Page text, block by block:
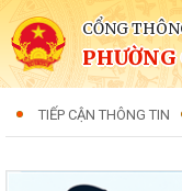
CỔNG
TIẾP CẬN THÔNG TIN